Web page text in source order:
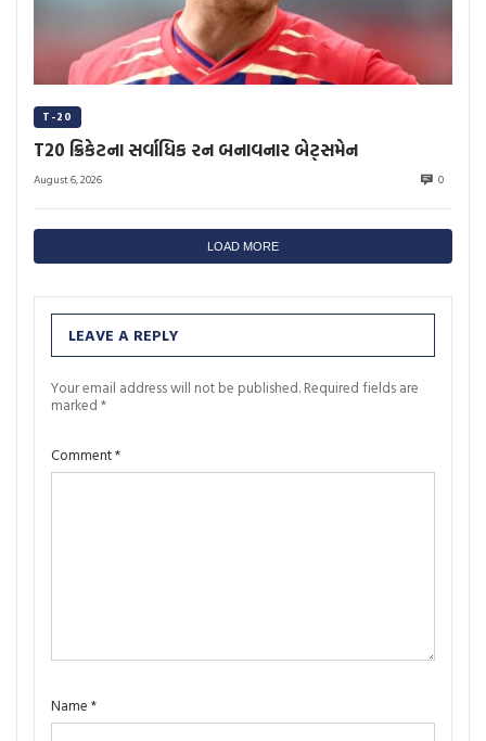
T-20
T20 ક્રિકેટના સર્વાધિક રન બનાવનાર બેટ્સમેન
August 6, 2026 0
LOAD MORE
LEAVE A REPLY
Your email address will not be published. Required fields are
marked *
Comment*
Name *